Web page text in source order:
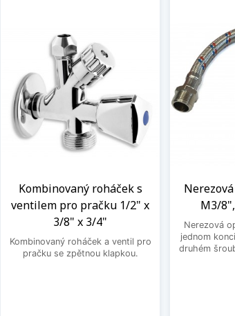
Kombinovaný roháček s
ventilem pro pračku 1/2" x
3/8" x 3/4"
Kombinovaný roháček a ventil pro
pračku se zpětnou klapkou.
M3/
Nerezová
jednom
druhém